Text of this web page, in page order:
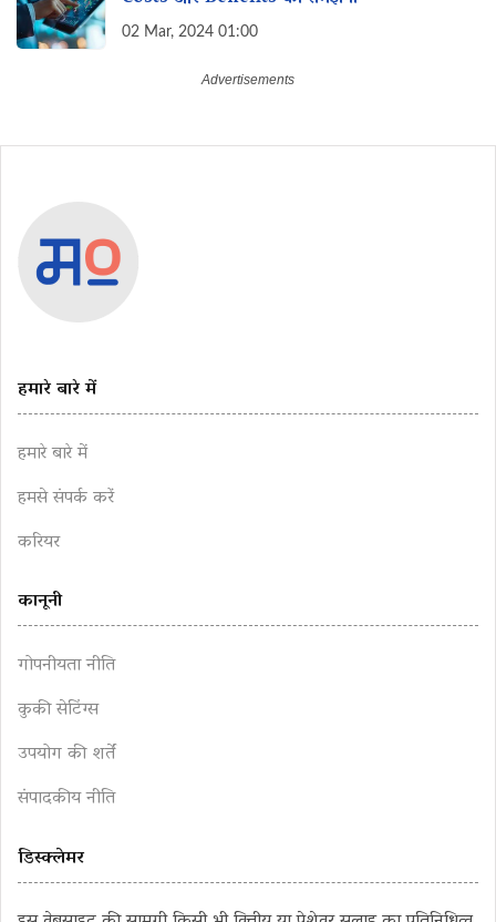
02 Mar, 2024 01:00
हमारे बारे में
हमारे बारे में
हमसे संपर्क करें
करियर
कानूनी
गोपनीयता नीति
कुकी सेटिंग्स
उपयोग की शर्तें
संपादकीय नीति
डिस्क्लेमर